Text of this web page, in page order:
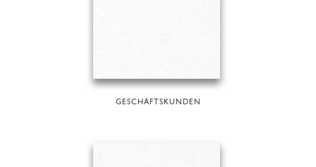
GESCHÄFTSKUNDEN